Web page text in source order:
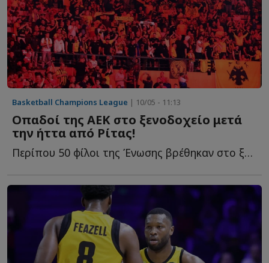
Basketball Champions League | 10/05 - 11:13
Οπαδοί της ΑΕΚ στο ξενοδοχείο μετά
την ήττα από Ρίτας!
Περίπου 50 φίλοι της Ένωσης βρέθηκαν στο ξενοδοχείο π...